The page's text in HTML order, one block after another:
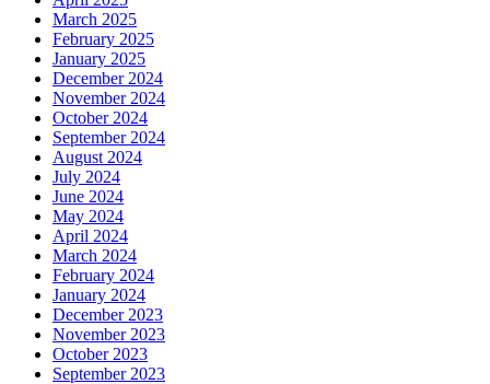
March 2025
February 2025
January 2025
December 2024
November 2024
October 2024
September 2024
August 2024
July 2024
June 2024
May 2024
April 2024
March 2024
February 2024
January 2024
December 2023
November 2023
October 2023
September 2023